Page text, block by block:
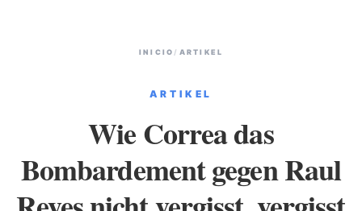
INICIO / ARTIKEL
ARTIKEL
Wie Correa das
Bombardement gegen Raul